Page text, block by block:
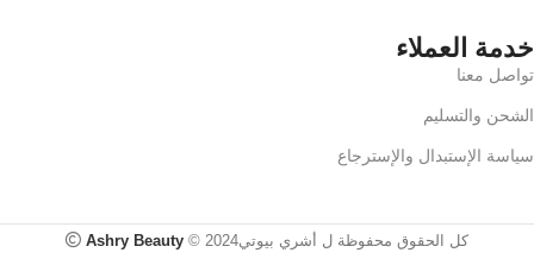
خدمة العملاء
تواصل معنا
الشحن والتسليم
سياسة الإستبدال والإسترجاع
كل الحقوق محفوظة ل أشري بيوتي2024 © Ashry Beauty
AHA,
BHA,